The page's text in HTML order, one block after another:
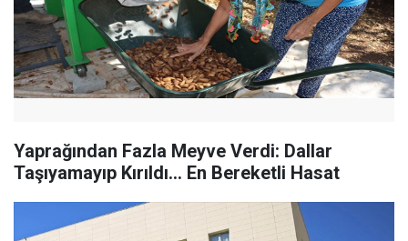
Yaprağından Fazla Meyve Verdi: Dallar
Taşıyamayıp Kırıldı... En Bereketli Hasat